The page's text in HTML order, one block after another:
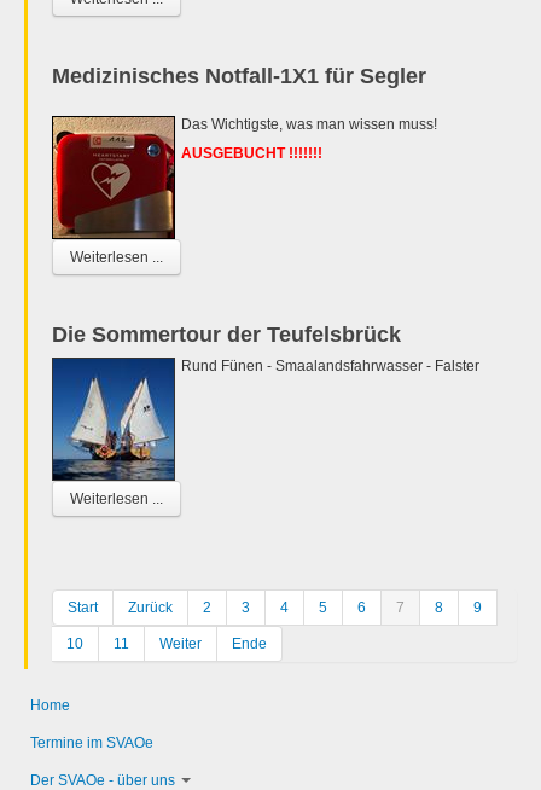
Medizinisches Notfall-1X1 für Segler
Das Wichtigste, was man wissen muss!
AUSGEBUCHT !!!!!!!
Weiterlesen ...
Die Sommertour der Teufelsbrück
Rund Fünen - Smaalandsfahrwasser - Falster
Weiterlesen ...
Start Zurück 2 3 4 5 6 7 8 9
10 11 Weiter Ende
Home
Termine im SVAOe
Der SVAOe - über uns